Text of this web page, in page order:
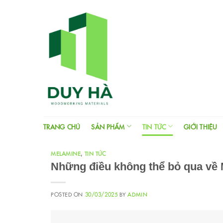
TRANG CHỦ SẢN PHẨM TIN TỨC GIỚI THIỆU
MELAMINE, TIN TỨC
Những điều không thể bỏ qua về
POSTED ON 30/03/2025 BYADMIN